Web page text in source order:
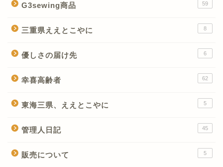
G3sewing商品 59
三重県ええとこやに 8
優しさの届け先 6
幸喜高齢者 62
東海三県、ええとこやに 5
管理人日記 45
販売について 5